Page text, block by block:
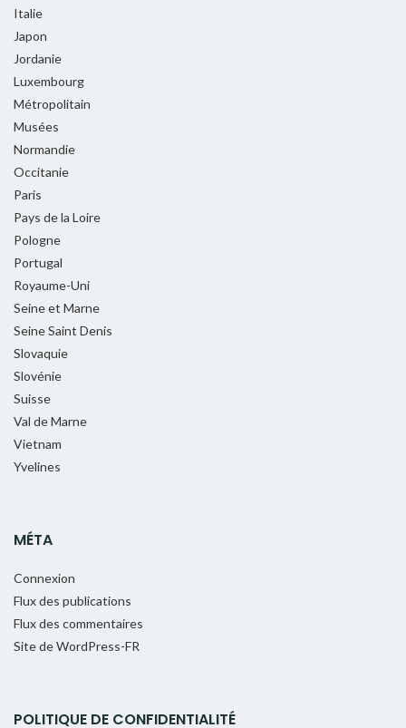
Italie
Japon
Jordanie
Luxembourg
Métropolitain
Musées
Normandie
Occitanie
Paris
Pays de la Loire
Pologne
Portugal
Royaume-Uni
Seine et Marne
Seine Saint Denis
Slovaquie
Slovénie
Suisse
Val de Marne
Vietnam
Yvelines
MÉTA
Connexion
Flux des publications
Flux des commentaires
Site de WordPress-FR
POLITIQUE DE CONFIDENTIALITÉ